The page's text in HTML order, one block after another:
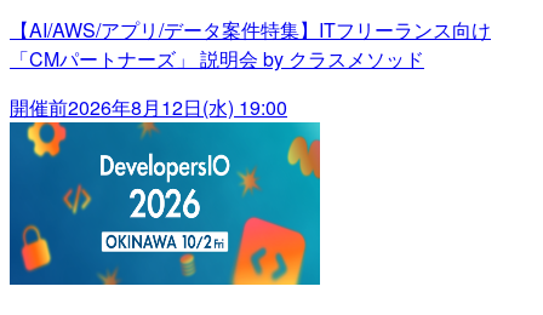
【AI/AWS/アプリ/データ案件特集】ITフリーランス向け
「CMパートナーズ」 説明会 by クラスメソッド
開催前2026年8月12日(水) 19:00